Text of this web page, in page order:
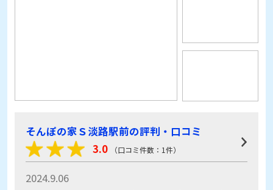
3.0 （口コミ件数：1件）
2024.9.06
自宅からは車で18分と割と時間がかかるが、新